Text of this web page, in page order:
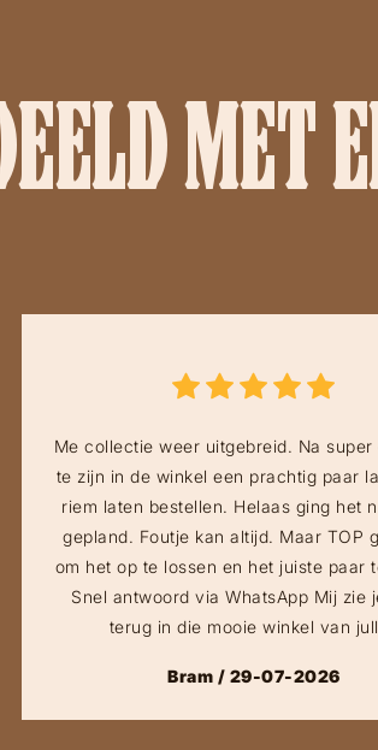
MET
Me collectie weer uitgebreid. Na super
te zijn in de winkel een prachtig paar
riem laten bestellen. Helaas ging het
gepland. Foutje kan altijd. Maar TOP
om het op te lossen en het juiste paar
Snel antwoord via WhatsApp Mij zie
terug in die mooie winkel van
Bram / 29-07-2026